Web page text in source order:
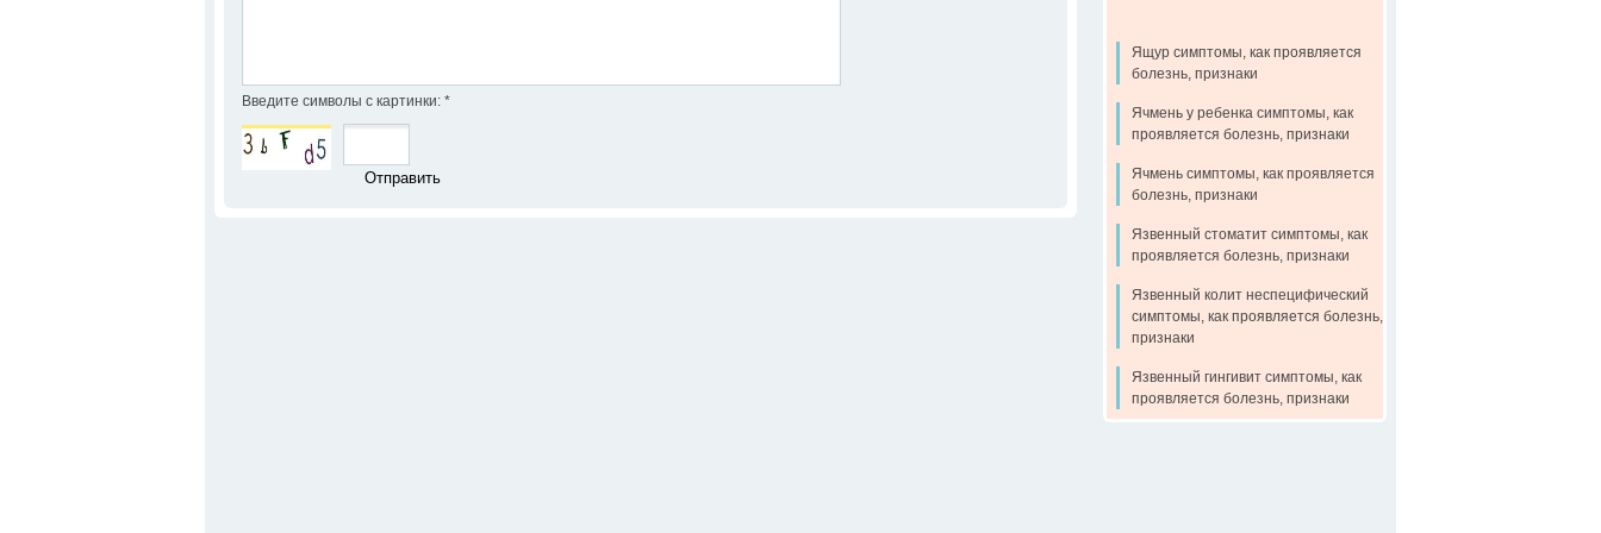
Введите символы с картинки: *
Ящур симптомы, как проявляется
болезнь, признаки
Ячмень у ребенка симптомы, как
проявляется болезнь, признаки
Ячмень симптомы, как проявляется
болезнь, признаки
Язвенный стоматит симптомы, как
проявляется болезнь, признаки
Язвенный колит неспецифический
симптомы, как проявляется болезнь,
признаки
Язвенный гингивит симптомы, как
проявляется болезнь, признаки